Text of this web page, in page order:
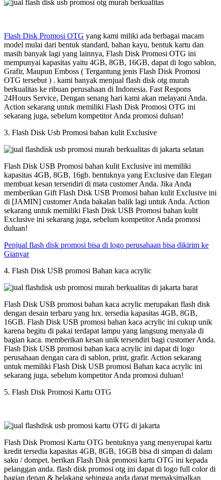
Flash Disk Promosi OTG yang kami miliki ada berbagai macam
model mulai dari bentuk standard, bahan kayu, bentuk kartu dan
masih banyak lagi yang lainnya, Flash Disk Promosi OTG ini
mempunyai kapasitas yaitu 4GB, 8GB, 16GB, dapat di logo sablon,
Grafir, Maupun Emboss ( Tergantung jenis Flash Disk Promosi
OTG tersebut ) . kami banyak menjual flash disk otg murah
berkualitas ke ribuan perusahaan di Indonesia. Fast Respons
24Hours Service, Dengan senang hari kami akan melayani Anda.
Action sekarang untuk memiliki Flash Disk Promosi OTG ini
sekarang juga, sebelum kompetitor Anda promosi duluan!
3. Flash Disk Usb Promosi bahan kulit Exclusive
Flash Disk USB Promosi bahan kulit Exclusive ini memiliki
kapasitas 4GB, 8GB, 16gb. bentuknya yang Exclusive dan Elegan
membuat kesan tersendiri di mata customer Anda. Jika Anda
memberikan Gift Flash Disk USB Promosi bahan kulit Exclusive ini
di [JAMIN] customer Anda bakalan balik lagi untuk Anda. Action
sekarang untuk memiliki Flash Disk USB Promosi bahan kulit
Exclusive ini sekarang juga, sebelum kompetitor Anda promosi
duluan!
Penjual flash disk promosi bisa di logo perusahaan bisa dikirim ke
Gianyar
4. Flash Disk USB promosi Bahan kaca acrylic
Flash Disk USB promosi bahan kaca acrylic merupakan flash disk
dengan desain terbaru yang lux. tersedia kapasitas 4GB, 8GB,
16GB. Flash Disk USB promosi bahan kaca acrylic ini cukup unik
karena begitu di pakai terdapat lampu yang langsung menyala di
bagian kaca. memberikan kesan unik tersendiri bagi customer Anda.
Flash Disk USB promosi bahan kaca acrylic ini dapat di logo
perusahaan dengan cara di sablon, print, grafir. Action sekarang
untuk memiliki Flash Disk USB promosi Bahan kaca acrylic ini
sekarang juga, sebelum kompetitor Anda promosi duluan!
5. Flash Disk Promosi Kartu OTG
Flash Disk Promosi Kartu OTG bentuknya yang menyerupai kartu
kredit tersedia kapasitas 4GB, 8GB, 16GB bisa di simpan di dalam
saku / dompet. berikan Flash Disk promosi kartu OTG ini kepada
pelanggan anda. flash disk promosi otg ini dapat di logo full color di
bagian depan & belakang sehingga anda dapat memaksimalkan